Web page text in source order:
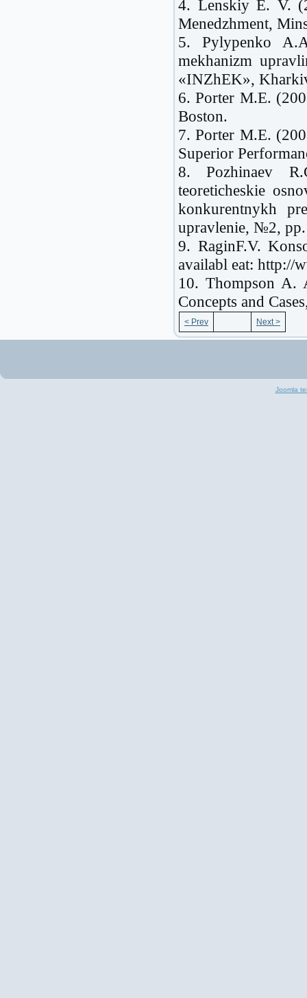
4. Lenskiy E. V.
Menedzhment,
5. Pylypenko
mekhanizm
«INZhEK»,
6. Porter M.E.
Boston.
7. Porter M.E.
Superior
8. Pozhinaev
teoreticheskie
konkurentnykh
upravlenie, №2,
9. RaginF.V.
availabl eat: http://
10. Thompson A.
Concepts and
< Prev Next >
Joomla